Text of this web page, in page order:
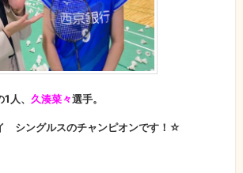
人、 久湊菜々選手。
シングルスのチャンピオンです！☆